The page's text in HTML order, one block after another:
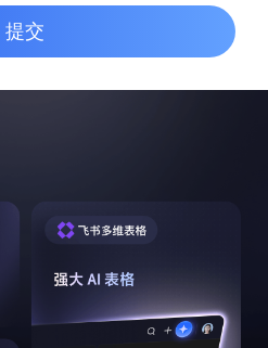
提交